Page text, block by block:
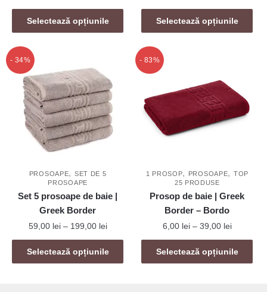
de
prețuri:
59,00 lei
199,00 lei
Selectează opțiunile
Acest
produs
multe
variații.
Opțiunile
pot
fi
alese
pagina
produsului.
prețuri:
6,00 lei
Selectează opțiunile
Acest
produs
variații.
Opțiunile
pot
produsului.
- 34%
PROSOAPE, SET DE 5
PROSOAPE
Set 5 prosoape de baie |
Greek Border
59,00 lei – 199,00 leiInterval
de
prețuri:
59,00 lei
Selectează opțiunile
Acest
produs
- 83%
1 PROSOP, PROSOAPE, TOP
25 PRODUSE
Prosop de baie | Greek
Border – Bordo
6,00 lei – 39,00 leiInterval
de
prețuri:
6,00 lei
Selectează opțiunile
Acest
produs